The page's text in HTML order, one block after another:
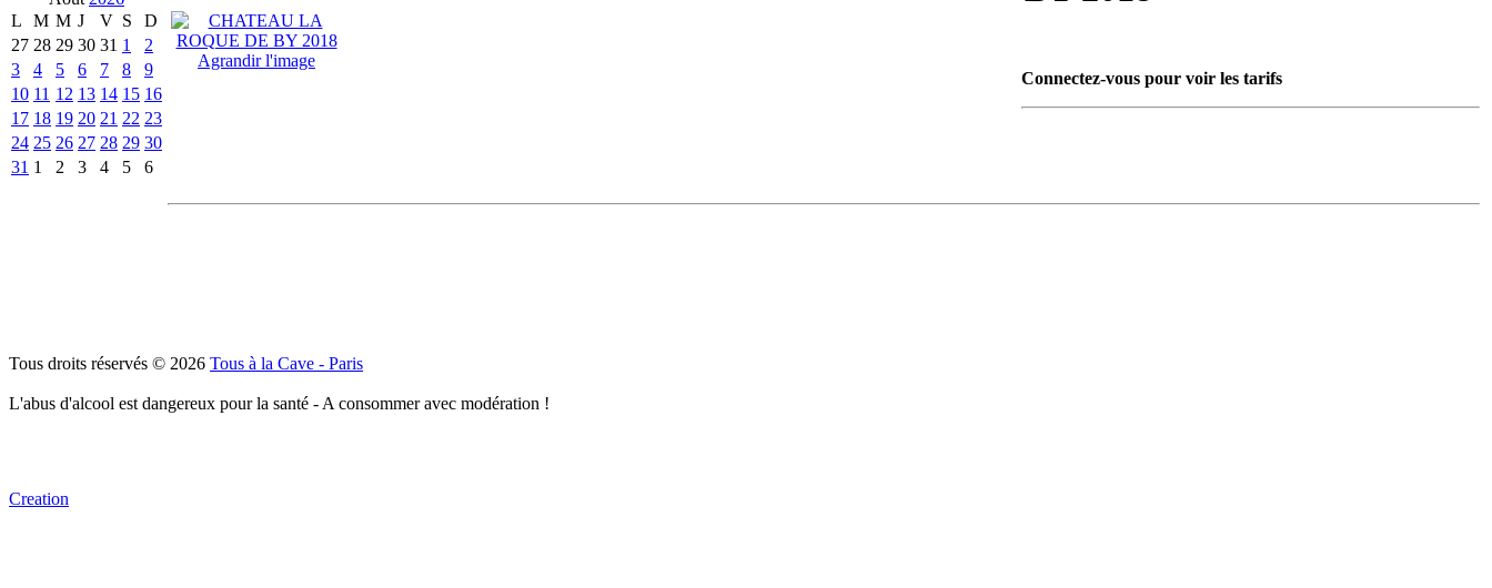
L
M M J V S
D
27 28 29 30 31 1
2
3
4 5 6 7 8
9
10 11 12 13 14 15 16
17 18 19 20 21 22 23
24 25 26 27 28 29 30
31 1 2 3 4 5 6
Agrandir l'image
Connectez-vous pour voir les tarifs
Tous droits réservés © 2026 Tous à la Cave - Paris
L'abus d'alcool est dangereux pour la santé - A consommer avec modération !
Creation